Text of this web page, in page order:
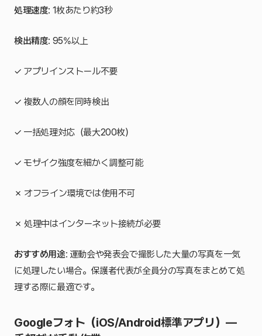
処理速度: 1枚あたり約3秒
検出精度: 95%以上
✓ アプリインストール不要
✓ 複数人の顔を同時検出
✓ 一括処理対応（最大200枚）
✓ モザイク強度を細かく調整可能
✗ オフライン環境では使用不可
✗ 処理中はインターネット接続が必要
おすすめ用途: 運動会や発表会で撮影した大量の写真を一気
に処理したい場合。保護者代表が全員分の写真をまとめて処
理する際に最適です。
Googleフォト（iOS/Android標準アプリ）—